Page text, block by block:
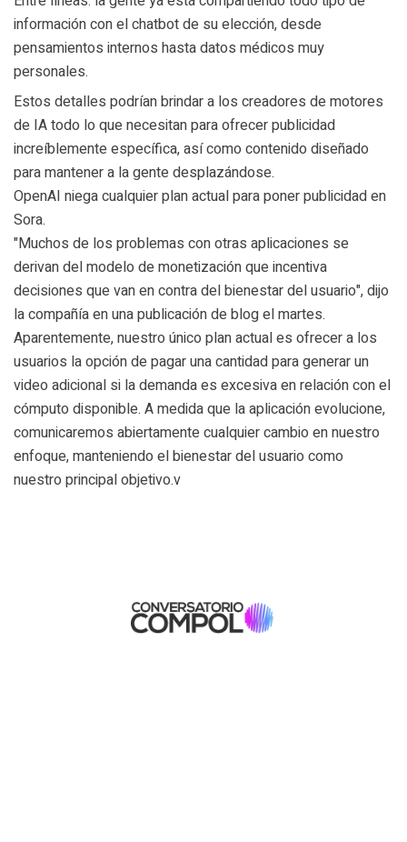
información con el chatbot de su elección, desde
pensamientos internos hasta datos médicos muy
personales.
Estos detalles podrían brindar a los creadores de motores
de IA todo lo que necesitan para ofrecer publicidad
increíblemente específica, así como contenido diseñado
para mantener a la gente desplazándose.
OpenAI niega cualquier plan actual para poner publicidad en
Sora.
"Muchos de los problemas con otras aplicaciones se
derivan del modelo de monetización que incentiva
decisiones que van en contra del bienestar del usuario", dijo
la compañía en una publicación de blog el martes.
Aparentemente, nuestro único plan actual es ofrecer a los
usuarios la opción de pagar una cantidad para generar un
video adicional si la demanda es excesiva en relación con el
cómputo disponible. A medida que la aplicación evolucione,
comunicaremos abiertamente cualquier cambio en nuestro
enfoque, manteniendo el bienestar del usuario como
nuestro principal objetivo.v